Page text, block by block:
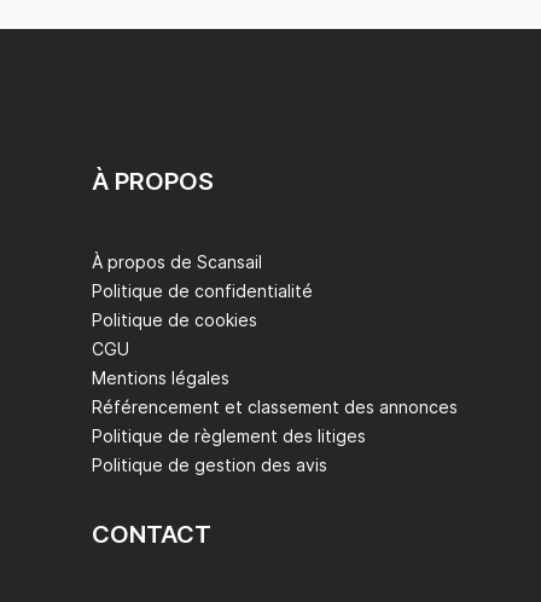
À PROPOS
À propos de Scansail
Politique de confidentialité
Politique de cookies
CGU
Mentions légales
Référencement et classement des annonces
Politique de règlement des litiges
Politique de gestion des avis
CONTACT